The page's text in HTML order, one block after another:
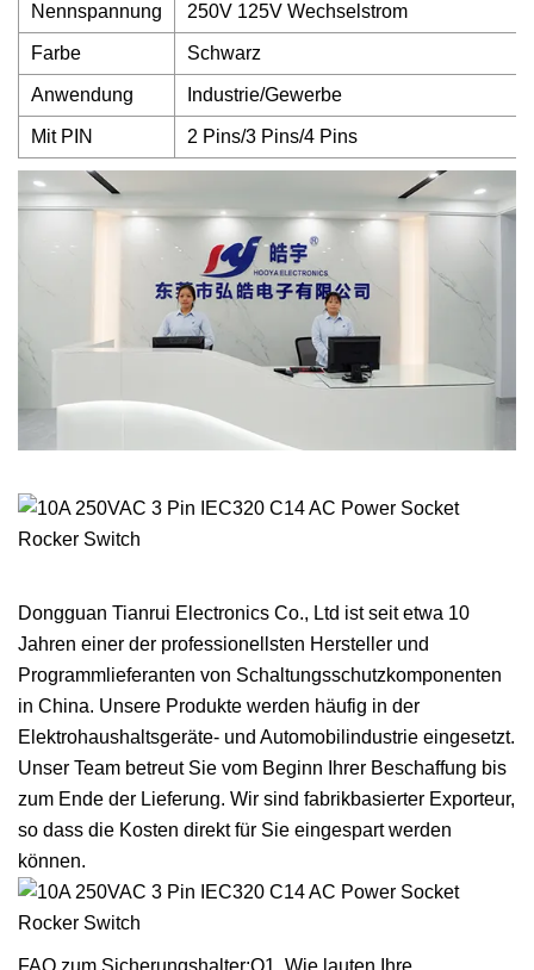
Nennspannung 250V 125V Wechselstrom
Farbe Schwarz
Anwendung Industrie/Gewerbe
Mit PIN 2 Pins/3 Pins/4 Pins
Dongguan Tianrui Electronics Co., Ltd ist seit etwa 10
Jahren einer der professionellsten Hersteller und
Programmlieferanten von Schaltungsschutzkomponenten
in China. Unsere Produkte werden häufig in der
Elektrohaushaltsgeräte- und Automobilindustrie eingesetzt.
Unser Team betreut Sie vom Beginn Ihrer Beschaffung bis
zum Ende der Lieferung. Wir sind fabrikbasierter Exporteur,
so dass die Kosten direkt für Sie eingespart werden
können.
FAQ zum Sicherungshalter:Q1. Wie lauten Ihre